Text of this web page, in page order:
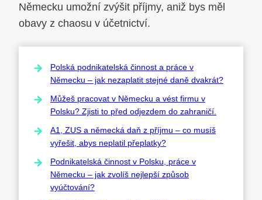
Německu umožní zvýšit příjmy, aniž bys měl
obavy z chaosu v účetnictví.
Polská podnikatelská činnost a práce v
Německu – jak nezaplatit stejné daně dvakrát?
Můžeš pracovat v Německu a vést firmu v
Polsku? Zjisti to před odjezdem do zahraničí.
A1, ZUS a německá daň z příjmu – co musíš
vyřešit, abys neplatil přeplatky?
Podnikatelská činnost v Polsku, práce v
Německu – jak zvolíš nejlepší způsob
vyúčtování?